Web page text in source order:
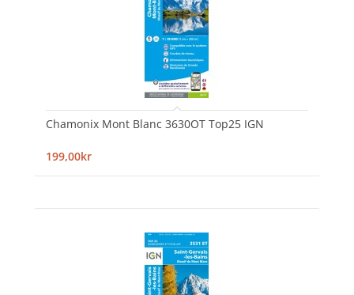
Chamonix Mont Blanc 3630OT Top25 IGN
199,00kr